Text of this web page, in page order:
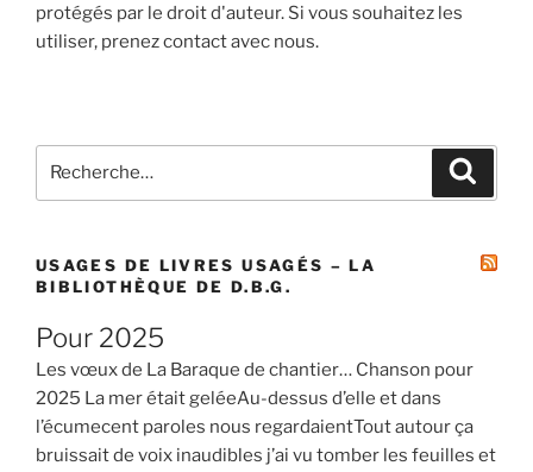
protégés par le droit d'auteur. Si vous souhaitez les
utiliser, prenez contact avec nous.
pour
USAGES DE LIVRES USAGÉS – LA
BIBLIOTHÈQUE DE D.B.G.
Pour 2025
Les vœux de La Baraque de chantier… Chanson pour
2025 La mer était geléeAu-dessus d’elle et dans
l’écumecent paroles nous regardaientTout autour ça
bruissait de voix inaudibles j’ai vu tomber les feuilles et